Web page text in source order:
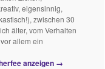
eigensinnig,
zwischen 30
älter, vom Verhalten
allem ein
anzeigen →